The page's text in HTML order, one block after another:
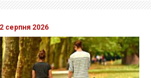
серпня 2026